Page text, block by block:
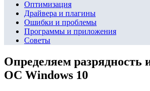
Оптимизация
Драйвера и плагины
Ошибки и проблемы
Программы и приложения
Советы
Определяем разрядность
ОС Windows 10